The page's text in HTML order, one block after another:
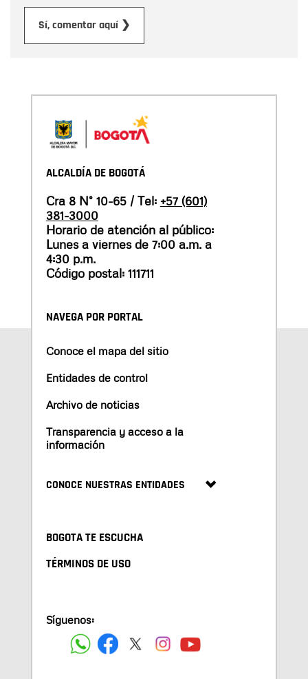
Sí, comentar aquí ❯
ALCALDÍA DE BOGOTÁ
Cra 8 N° 10-65 / Tel: +57 (601)
381-3000
Horario de atención al público:
Lunes a viernes de 7:00 a.m. a
4:30 p.m.
Código postal: 111711
NAVEGA POR PORTAL
Conoce el mapa del sitio
Entidades de control
Archivo de noticias
Transparencia y acceso a la
información
CONOCE NUESTRAS ENTIDADES
BOGOTA TE ESCUCHA
TÉRMINOS DE USO
Síguenos: